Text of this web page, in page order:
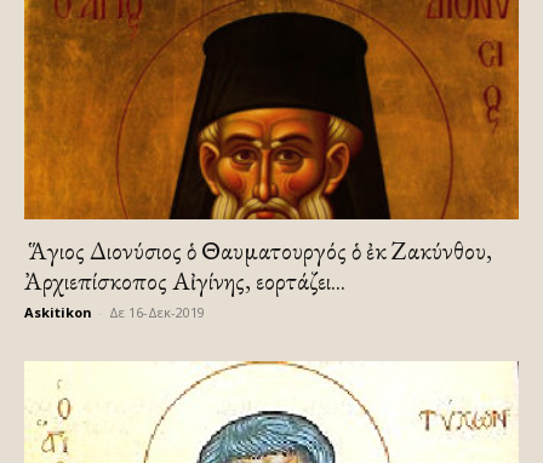
Ὁ Ἅγιος Διονύσιος ὁ Θαυματουργός ὁ ἐκ Ζακύνθου,
Ἀρχιεπίσκοπος Αἰγίνης, εορτάζει...
Askitikon Δε 16-Δεκ-2019